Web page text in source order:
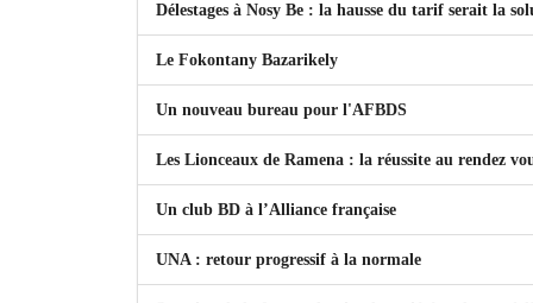
Délestages à Nosy Be : la hausse du tarif serait la
Le Fokontany Bazarikely
Un nouveau bureau pour l'AFBDS
Les Lionceaux de Ramena : la réussite au rendez
Un club BD à l’Alliance française
UNA : retour progressif à la normale